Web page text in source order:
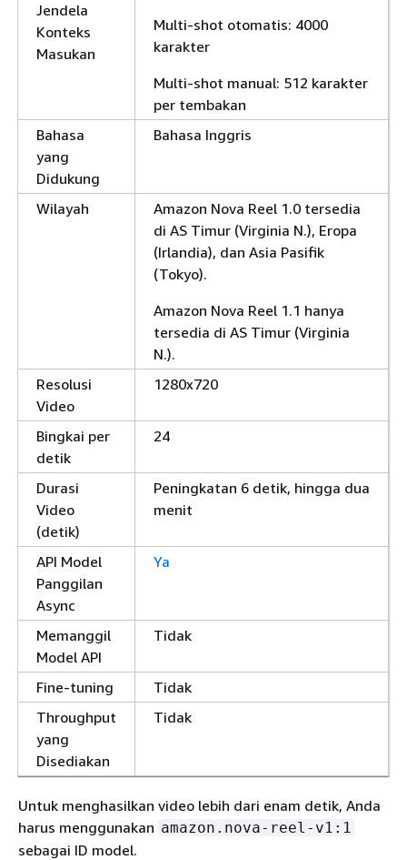
Jendela
Konteks
Masukan
Multi-shot otomatis: 4000
karakter
Multi-shot manual: 512 karakter
per tembakan
Bahasa
yang
Didukung
Bahasa Inggris
Wilayah
Amazon Nova Reel 1.0 tersedia
di AS Timur (Virginia N.), Eropa
(Irlandia), dan Asia Pasifik
(Tokyo).
Amazon Nova Reel 1.1 hanya
tersedia di AS Timur (Virginia
N.).
Resolusi
Video
1280x720
Bingkai per
detik
24
Durasi
Video
(detik)
Peningkatan 6 detik, hingga dua
menit
API Model
Panggilan
Async
Ya
Memanggil
Model API
Tidak
Fine-tuning
Tidak
Throughput
yang
Disediakan
Tidak
Untuk menghasilkan video lebih dari enam detik, Anda
harus menggunakan amazon.nova-reel-v1:1
sebagai ID model.